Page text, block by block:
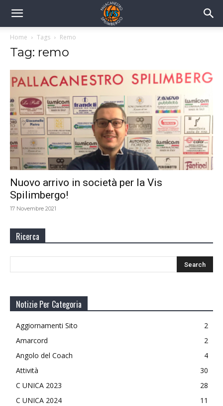
Home Tags Remo
Tag: remo
Nuovo arrivo in società per la Vis
Spilimbergo!
17 Novembre 2021
Ricerca
Notizie Per Categoria
Aggiornamenti Sito
2
Amarcord
2
Angolo del Coach
4
Attività
30
C UNICA 2023
28
C UNICA 2024
11